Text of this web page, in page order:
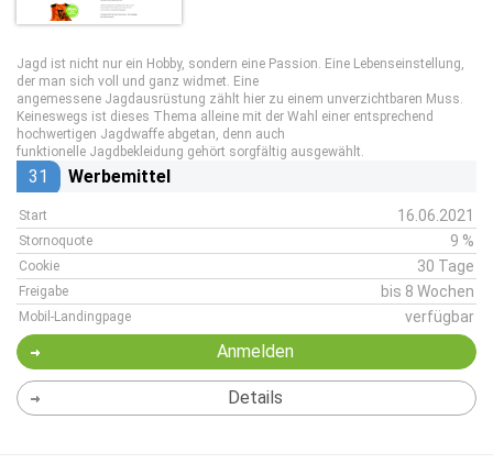
Jagd ist nicht nur ein Hobby, sondern eine Passion. Eine Lebenseinstellung,
der man sich voll und ganz widmet. Eine
angemessene Jagdausrüstung zählt hier zu einem unverzichtbaren Muss.
Keineswegs ist dieses Thema alleine mit der Wahl einer entsprechend
hochwertigen Jagdwaffe abgetan, denn auch
funktionelle Jagdbekleidung gehört sorgfältig ausgewählt.
31 Werbemittel
Start 16.06.2021
Stornoquote 9 %
Cookie 30 Tage
Freigabe bis 8 Wochen
Mobil-Landingpage verfügbar
Anmelden
Details